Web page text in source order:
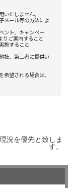
況を優先と致しま
す。